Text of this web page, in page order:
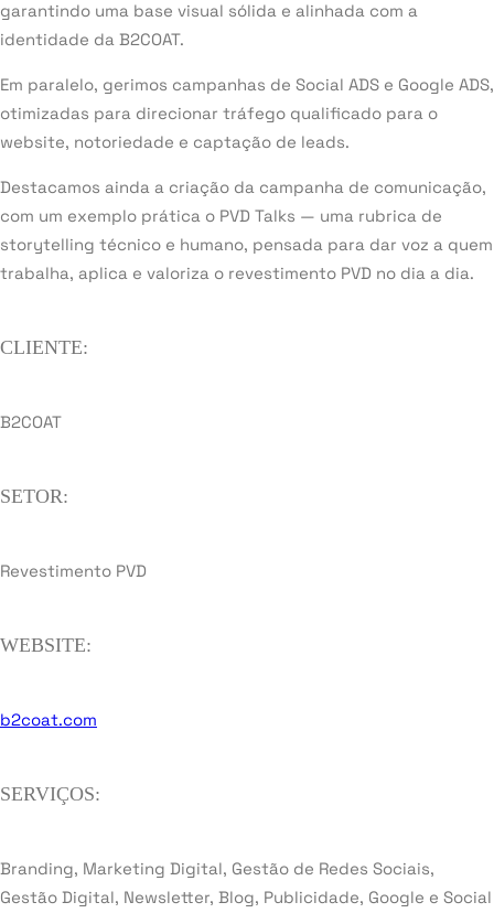
garantindo uma base visual sólida e alinhada com a
identidade da B2COAT.
Em paralelo, gerimos campanhas de Social ADS e Google ADS,
otimizadas para direcionar tráfego qualificado para o
website, notoriedade e captação de leads.
Destacamos ainda a criação da campanha de comunicação,
com um exemplo prática o PVD Talks — uma rubrica de
storytelling técnico e humano, pensada para dar voz a quem
trabalha, aplica e valoriza o revestimento PVD no dia a dia.
CLIENTE:
B2COAT
SETOR:
Revestimento PVD
WEBSITE:
b2coat.com
SERVIÇOS:
Branding, Marketing Digital, Gestão de Redes Sociais,
Gestão Digital, Newsletter, Blog, Publicidade, Google e Social